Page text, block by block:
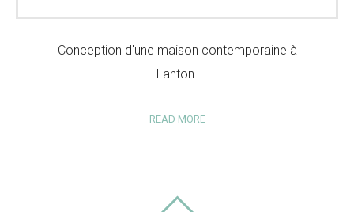
Conception d'une maison contemporaine à
Lanton.
READ MORE